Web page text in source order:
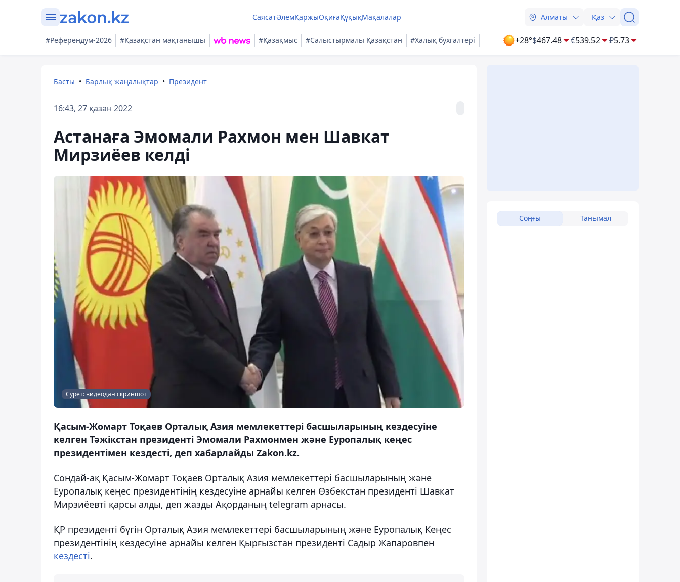
СаясатӘлемҚаржыОқиғаҚұқықМақалалар Алматы Қаз
#Референдум-2026 #Қазақстан мақтанышы #Қазақмыс #Салыстырмалы Қазақстан #Халық бухгалтері +28°$467.48 €539.52 ₽5.73
Басты Барлық жаңалықтар Президент
16:43, 27 қазан 2022
Астанаға Эмомали Рахмон мен Шавкат
Мирзиёев келді
Сурет: видеодан скриншот
Қасым-Жомарт Тоқаев Орталық Азия мемлекеттері басшыларының кездесуіне
келген Тәжікстан президенті Эмомали Рахмонмен және Еуропалық кеңес
президентімен кездесті, деп хабарлайды Zakon.kz.
Сондай-ақ Қасым-Жомарт Тоқаев Орталық Азия мемлекеттері басшыларының және
Еуропалық кеңес президентінің кездесуіне арнайы келген Өзбекстан президенті Шавкат
Мирзиёевті қарсы алды, деп жазды Ақорданың telegram арнасы.
ҚР президенті бүгін Орталық Азия мемлекеттері басшыларының және Еуропалық Кеңес
президентінің кездесуіне арнайы келген Қырғызстан президенті Садыр Жапаровпен
кездесті.
Соңғы Танымал